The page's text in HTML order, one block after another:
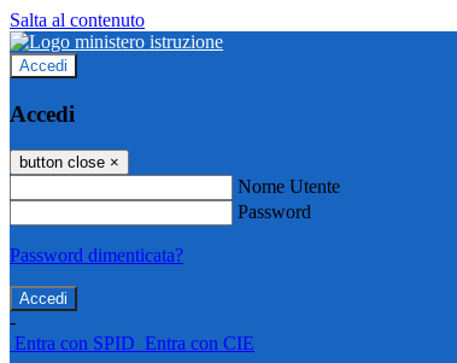
Salta al contenuto
Accedi
Accedi
button close ×
Nome Utente
Password
Password dimenticata?
-
Entra con SPID Entra con CIE